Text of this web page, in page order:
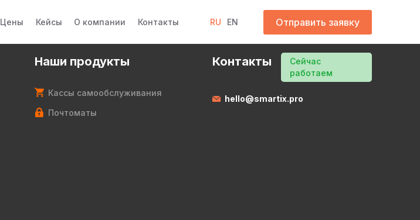
Цены Кейсы О компании Контакты RU EN Отправить заявку
Наши продукты
Кассы самообслуживания
Почтоматы
Контакты
Сейчас
работаем
hello@smartix.pro